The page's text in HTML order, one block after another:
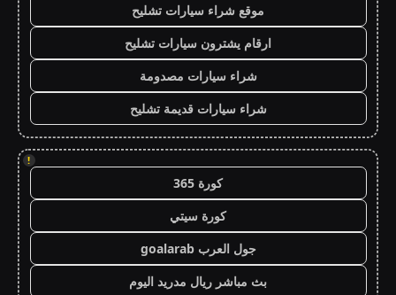
موقع شراء سيارات تشليح
ارقام يشترون سيارات تشليح
شراء سيارات مصدومة
شراء سيارات قديمة تشليح
!
كورة 365
كورة سيتي
جول العرب goalarab
بث مباشر ريال مدريد اليوم